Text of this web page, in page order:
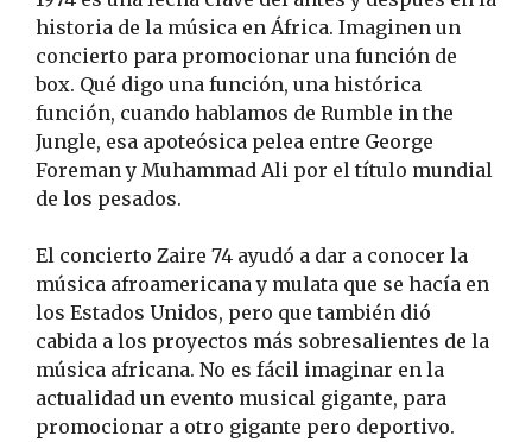
historia de la música en África. Imaginen un
concierto para promocionar una función de
box. Qué digo una función, una histórica
función, cuando hablamos de Rumble in the
Jungle, esa apoteósica pelea entre George
Foreman y Muhammad Ali por el título mundial
de los pesados.
El concierto Zaire 74 ayudó a dar a conocer la
música afroamericana y mulata que se hacía en
los Estados Unidos, pero que también dió
cabida a los proyectos más sobresalientes de la
música africana. No es fácil imaginar en la
actualidad un evento musical gigante, para
promocionar a otro gigante pero deportivo.